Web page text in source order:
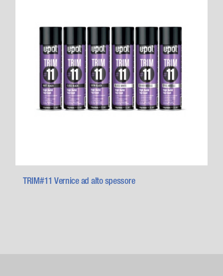
TRIM#11 Vernice ad alto spessore